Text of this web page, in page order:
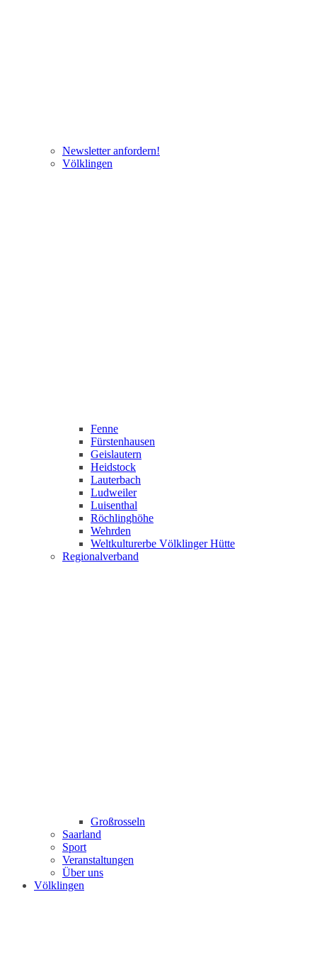
Newsletter anfordern!
Völklingen
Fenne
Fürstenhausen
Geislautern
Heidstock
Lauterbach
Ludweiler
Luisenthal
Röchlinghöhe
Wehrden
Weltkulturerbe Völklinger Hütte
Regionalverband
Großrosseln
Saarland
Sport
Veranstaltungen
Über uns
Völklingen